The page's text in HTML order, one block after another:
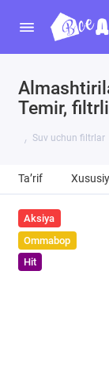
Temir,
Suv uchun filtrlar
Ta’rif
Aksiya
Ommabop
Hit